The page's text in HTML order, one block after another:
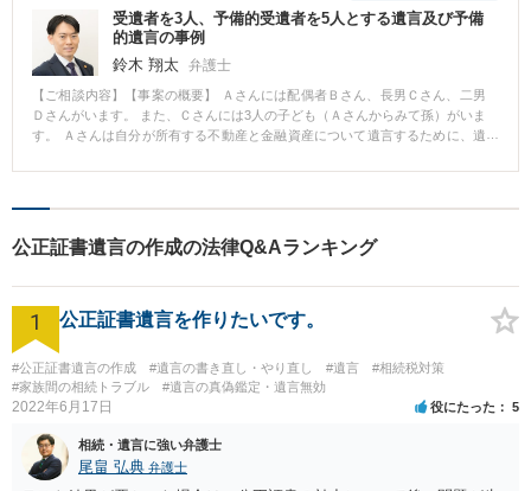
受遺者を3人、予備的受遺者を5人とする遺言及び予備
的遺言の事例
鈴木 翔太 弁護士
【ご相談内容】【事案の概要】 Ａさんには配偶者Ｂさん、長男Ｃさん、二男
Ｄさんがいます。 また、Ｃさんには3人の子ども（Ａさんからみて孫）がいま
す。 Ａさんは自分が所有する不動産と金融資産について遺言するために、遺
は不動産をＢさんとＣさんに2分の1ずつ相続させ、金融資産をＢさんに４分
Ａさんより先に死亡し又は同時死亡したときは、Ｂさんに相続させるとした
不動産の２分の１を全部Ｃさんに、金融資産の４分の２をＣさんとＤさんに
せるとした不動産の２分の１を、Ｄさんに２分の１、Ｃさんの子に６分の１
ずつ、金融資産４分の１をＤさんに２分の１、Ｃさんの子に６分の１ずつ相
続させるという第２の予備的遺言をしました。 このほかに祭祀承継者をＣさ
んに、遺言執行者をＣさんとＤさんに指定しました。 当事務所はこの内容で
遺言書をまとめ、公証人に伝え、Ａさんは遺言公正証書を作成しました。
【コメント】 受遺者が遺言者より先に死亡し又は同時死亡した場合に備えて
予備的遺言をしておくこと
公正証書遺言の作成の法律Q&Aランキング
1 公正証書遺言を作りたいです。
#公正証書遺言の作成 #遺言の書き直し・やり直し #遺言
#相続税対策
#家族間の相続トラブル
#遺言の真偽鑑定・遺言無効
2022年6月17日 役にたった 5
相続・遺言に強い弁護士
尾畠 弘典 弁護士